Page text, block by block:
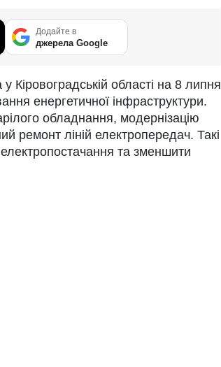
Додайте в
джерела Google
Кіровоградській області на 8 липня
енергетичної інфраструктури.
обладнання, модернізацію
ремонт ліній електропередач. Такі
та зменшити